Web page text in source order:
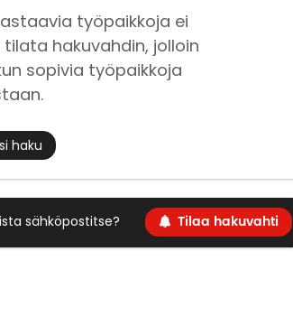
työpaikkoja ei
hakuvahdin, jolloin
sopivia työpaikkoja
haku
sähköpostitse? Tilaa hakuvahti